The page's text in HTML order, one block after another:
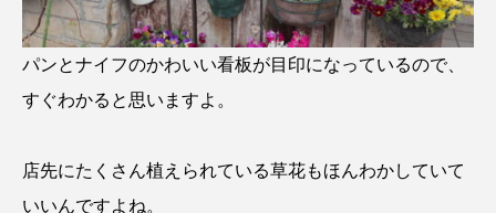
パンとナイフのかわいい看板が目印になっているので、
すぐわかると思いますよ。
店先にたくさん植えられている草花もほんわかしていて
いいんですよね。